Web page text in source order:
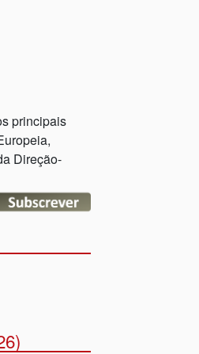
principais
Direção-